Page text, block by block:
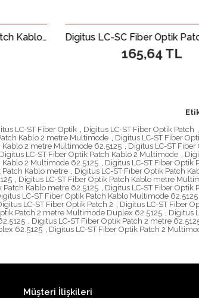
Digitus LC-ST Fiber Optik Patch Kablo, 3 metre, Singlemode, Duplex, 09/125 Digitus
165,64 TL
LC-ST Fiber Optik Digitus LC-ST Fiber Optik Patch
Kablo 2 metre Multimode Digitus LC-ST Fiber
2 metre Multimode 62.5125 Digitus LC-ST
Digitus LC-ST Fiber Optik Patch Kablo 2 Multimode
2 Multimode 62.5125 Digitus LC-ST Fiber Optik
Patch Kablo metre Digitus LC-ST Fiber Optik Patch
Digitus LC-ST Fiber Optik Patch Kablo metre
Patch Kablo metre 62.5125 Digitus LC-ST Fiber Optik
LC-ST Fiber Optik Patch Kablo Multimode 62.5125
LC-ST Fiber Optik Patch 2 Digitus LC-ST Fiber
Patch 2 metre Multimode Duplex 62.5125 Digitus
Digitus LC-ST Fiber Optik Patch 2 metre
62.5125
Digitus LC-ST Fiber Optik Patch 2
Müşteri İlişkileri